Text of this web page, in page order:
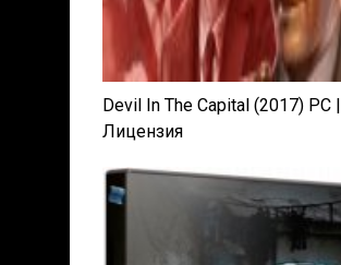
Devil In The Capital (2017) PC |
Лицензия